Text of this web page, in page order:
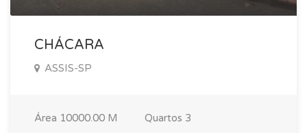
CHÁCARA
ASSIS-SP
Área 10000.00 M Quartos 3